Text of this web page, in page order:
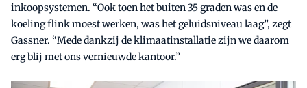
inkoopsystemen. “Ook toen het buiten 35 graden was en de
koeling flink moest werken, was het geluidsniveau laag”, zegt
Gassner. “Mede dankzij de klimaatinstallatie zijn we daarom
erg blij met ons vernieuwde kantoor.”